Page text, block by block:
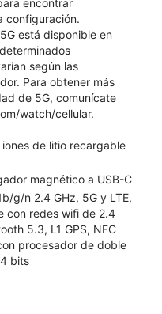
encontrar
configuración.
está disponible en
según las
Para obtener más
de 5G, comunícate
watch/cellular.
de litio recargable
magnético a USB-C
g/n 2.4 GHz, 5G y LTE,
con redes wifi de 2.4
5.3, L1 GPS, NFC
procesador de doble
bits